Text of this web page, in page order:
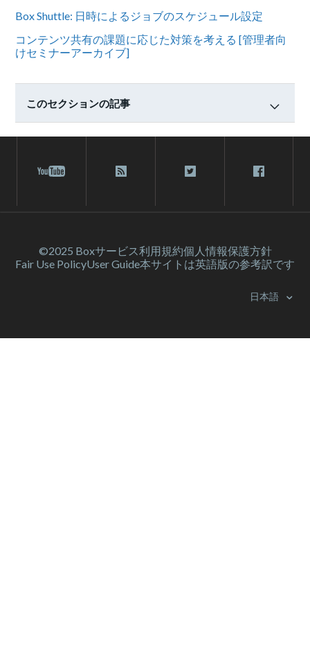
Box Shuttle: 日時によるジョブのスケジュール設定
コンテンツ共有の課題に応じた対策を考える [管理者向
けセミナーアーカイブ]
このセクションの記事
©2025 Boxサービス利⽤規約個人情報保護方針
Fair Use PolicyUser Guide本サイトは英語版の参考訳です
日本語